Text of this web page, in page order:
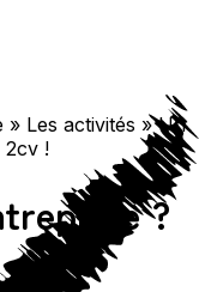
» Les activités »Un
2cv !
?